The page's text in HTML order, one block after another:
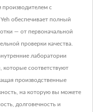
с
обеспечивает полный
— от первоначальной
проверки качества.
лаборатории
которые соответствуют
производственные
на которую вы можете
долговечность и